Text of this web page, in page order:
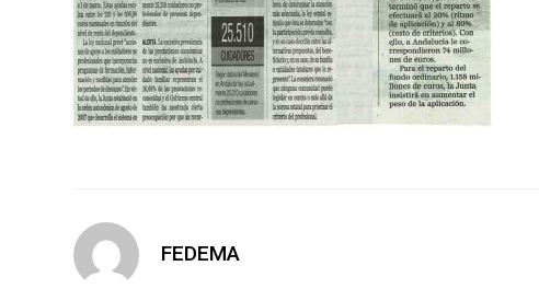
FEDEMA